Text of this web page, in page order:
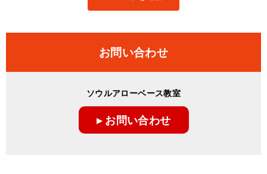
お問い合わせ
ソウルアローベース教室
▸ お問い合わせ